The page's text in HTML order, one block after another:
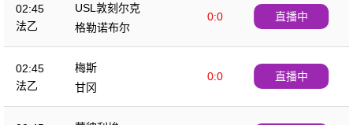
02:45
法乙
USL敦刻尔克
0:0
格勒诺布尔
直播中
02:45
法乙
梅斯
0:0
甘冈
直播中